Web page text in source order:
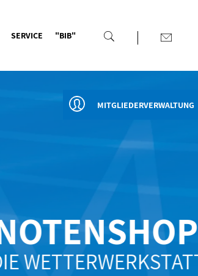
SERVICE "BIB"
MITGLIEDERVERWALTUNG